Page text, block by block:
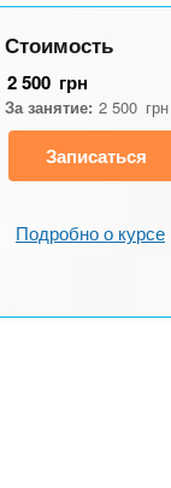
Стоимость
2 500 грн
За занятие: 2 500 грн
Записаться
Подробно о курсе